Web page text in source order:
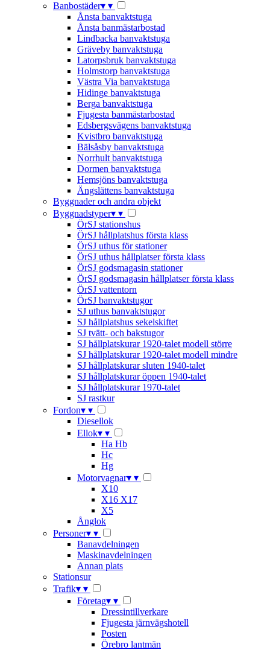
Banbostäder▾ ▾
Ånsta banvaktstuga
Ånsta banmästarbostad
Lindbacka banvaktstuga
Gräveby banvaktstuga
Latorpsbruk banvaktstuga
Holmstorp banvaktstuga
Västra Via banvaktstuga
Hidinge banvaktstuga
Berga banvaktstuga
Fjugesta banmästarbostad
Edsbergsvägens banvaktstuga
Kvistbro banvaktstuga
Bälsåsby banvaktstuga
Norrhult banvaktstuga
Dormen banvaktstuga
Hemsjöns banvaktstuga
Ängslättens banvaktstuga
Byggnader och andra objekt
Byggnadstyper▾ ▾
ÖrSJ stationshus
ÖrSJ hållplatshus första klass
ÖrSJ uthus för stationer
ÖrSJ uthus hållplatser första klass
ÖrSJ godsmagasin stationer
ÖrSJ godsmagasin hållplatser första klass
ÖrSJ vattentorn
ÖrSJ banvaktstugor
SJ uthus banvaktstugor
SJ hållplatshus sekelskiftet
SJ tvätt- och bakstugor
SJ hållplatskurar 1920-talet modell större
SJ hållplatskurar 1920-talet modell mindre
SJ hållplatskurar sluten 1940-talet
SJ hållplatskurar öppen 1940-talet
SJ hållplatskurar 1970-talet
SJ rastkur
Fordon▾ ▾
Diesellok
Ellok▾ ▾
Ha Hb
Hc
Hg
Motorvagnar▾ ▾
X10
X16 X17
X5
Ånglok
Personer▾ ▾
Banavdelningen
Maskinavdelningen
Annan plats
Stationsur
Trafik▾ ▾
Företag▾ ▾
Dressintillverkare
Fjugesta järnvägshotell
Posten
Örebro lantmän